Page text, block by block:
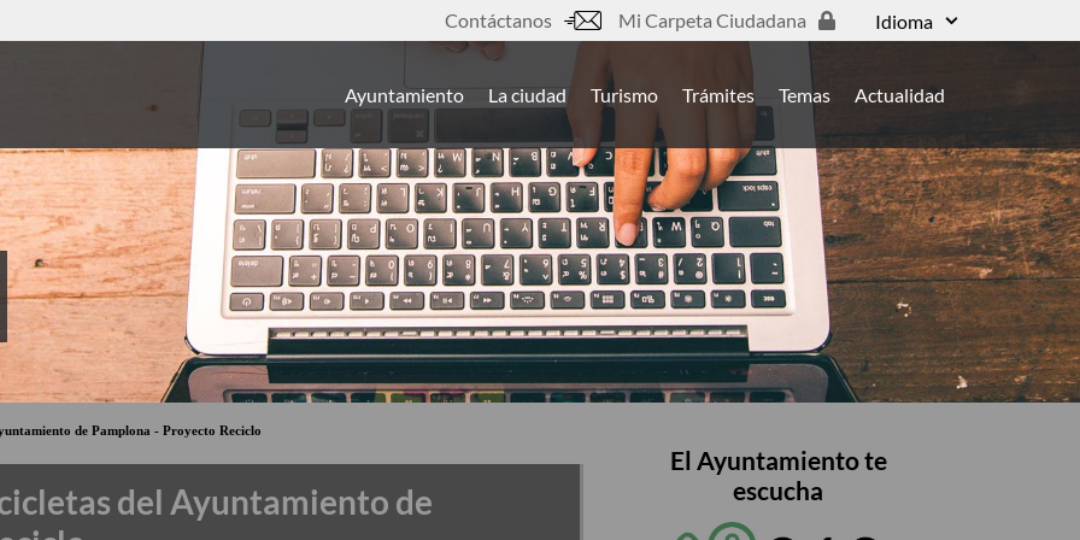
Contáctanos Mi Carpeta Ciudadana Idioma
Ayuntamiento La ciudad Turismo Trámites Temas Actualidad
de Pamplona - Proyecto Reciclo
del Ayuntamiento de
El Ayuntamiento te
escucha